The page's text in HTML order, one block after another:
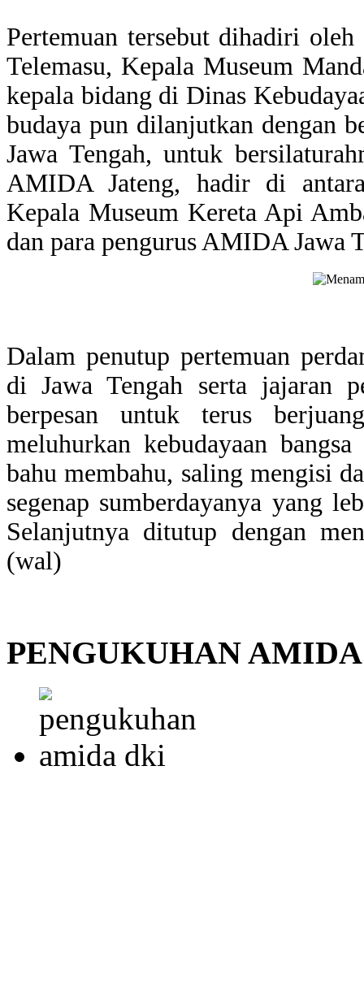
Pertemuan tersebut dihadiri
Telemasu, Kepala Museum
kepala bidang di Dinas
budaya pun dilanjutkan dengan
Jawa Tengah, untuk
AMIDA Jateng, hadir di
Kepala Museum Kereta Api
dan para pengurus AMIDA Jawa
Dalam penutup pertemuan
di Jawa Tengah serta jajaran
berpesan untuk terus
meluhurkan kebudayaan
bahu membahu, saling mengisi
segenap sumberdayanya yang
Selanjutnya ditutup dengan
(wal)
PENGUKUHAN